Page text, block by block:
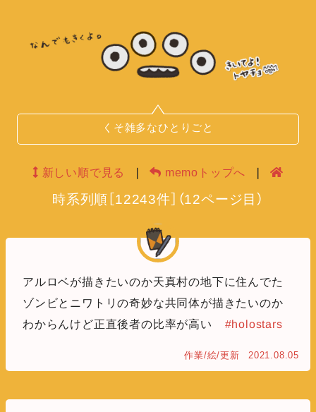
くそ雑多なひとりごと
新しい順で見る memoトップへ
時系列順 12243件］ （12ページ目）
アルロベが描きたいのか天真村の地下に住んでた
ゾンビとニワトリの奇妙な共同体が描きたいのか
わからんけど正直後者の比率が高い #holostars
作業/絵/更新 2021.08.05